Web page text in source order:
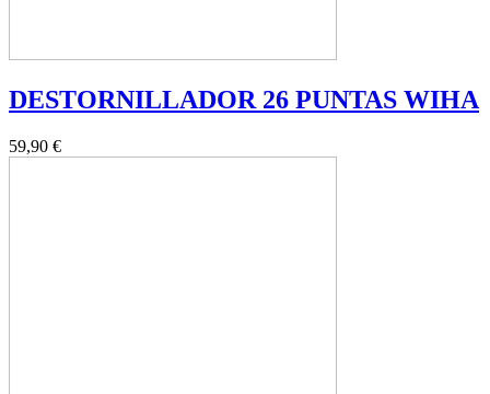
DESTORNILLADOR 26 PUNTAS WIHA
59,90 €